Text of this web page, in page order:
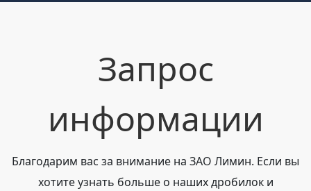
Запрос
информации
Благодарим вас за внимание на ЗАО Лимин. Если вы
хотите узнать больше о наших дробилок и